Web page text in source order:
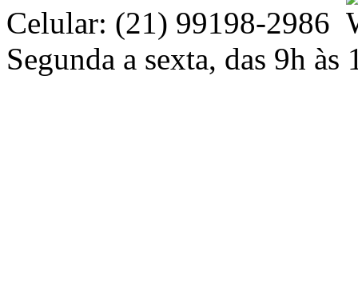
Celular: (21) 99198-2986
Segunda a sexta, das 9h às